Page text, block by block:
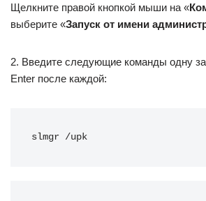
Щелкните правой кнопкой мыши на «
выберите «Запуск от имени
2. Введите следующие команды одну
Enter после каждой:
slmgr /upk